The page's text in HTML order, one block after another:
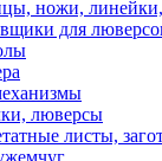
ножи,
для
люверсы
листы,